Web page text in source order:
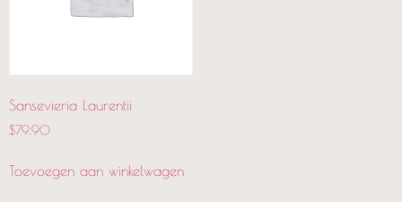
Sansevieria Laurentii
$79.90
Toevoegen aan winkelwagen